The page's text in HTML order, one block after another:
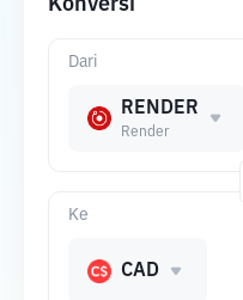
Konversi
Dari
RENDER
Render
Ke
CAD